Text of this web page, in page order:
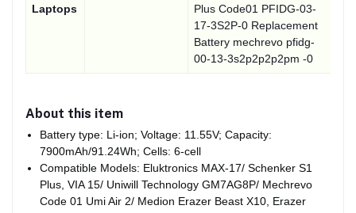
Laptops
Plus Code01 PFIDG-03-
17-3S2P-0 Replacement
Battery mechrevo pfidg-
00-13-3s2p2p2p2pm -0
About this item
Battery type: Li-ion; Voltage: 11.55V; Capacity:
7900mAh/91.24Wh; Cells: 6-cell
Compatible Models: Eluktronics MAX-17/ Schenker S1
Plus, VIA 15/ Uniwill Technology GM7AG8P/ Mechrevo
Code 01 Umi Air 2/ Medion Erazer Beast X10, Erazer